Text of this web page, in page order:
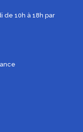
de 10h à 18h par